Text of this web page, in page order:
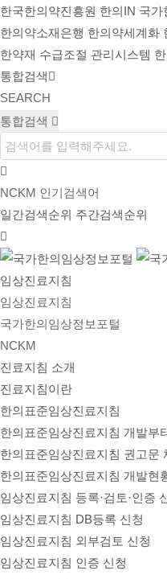
한국한의약진흥원 한의IN 국가
한의약소재은행 한의약세계화
한약재 수급조절 관리시스템
통합검색
SEARCH
통합검색
NCKM 인기검색어
일간검색순위 주간검색순위
임상진료지침
임상진료지침
국가한의임상정보포털
NCKM
진료지침 소개
진료지침이란
한의표준임상진료지침
한의표준임상진료지침 개발부
한의표준임상진료지침 권고문
한의표준임상진료지침 개발현
임상진료지침 등록·검토·인증
임상진료지침 DB등록 신청
임상진료지침 외부검토 신청
임상진료지침 인증 신청